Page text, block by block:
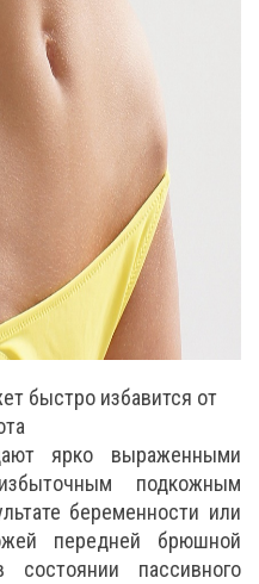
быстро избавится от
ярко выраженными
подкожным
беременности или
передней брюшной
пассивного